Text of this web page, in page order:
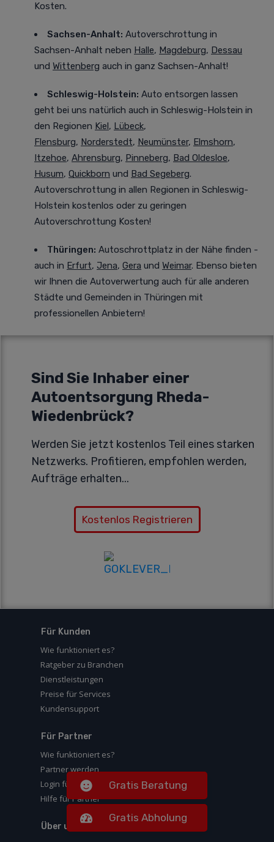
Kosten.
Sachsen-Anhalt: Autoverschrottung in
Sachsen-Anhalt neben Halle, Magdeburg, Dessau
und Wittenberg auch in ganz Sachsen-Anhalt!
Schleswig-Holstein: Auto entsorgen lassen
geht bei uns natürlich auch in Schleswig-Holstein in
den Regionen Kiel, Lübeck,
Flensburg, Norderstedt, Neumünster, Elmshorn,
Itzehoe, Ahrensburg, Pinneberg, Bad Oldesloe,
Husum, Quickborn und Bad Segeberg.
Autoverschrottung in allen Regionen in Schleswig-
Holstein kostenlos oder zu geringen
Autoverschrottung Kosten!
Thüringen: Autoschrottplatz in der Nähe finden -
auch in Erfurt, Jena, Gera und Weimar. Ebenso bieten
wir Ihnen die Autoverwertung auch für alle anderen
Städte und Gemeinden in Thüringen mit
professionellen Anbietern!
Sind Sie Inhaber einer
Autoentsorgung Rheda-
Wiedenbrück?
Werden Sie jetzt kostenlos Teil eines starken
Netzwerks. Profitieren, empfohlen werden,
Aufträge erhalten...
Kostenlos Registrieren
Für Kunden
Wie funktioniert es?
Ratgeber zu Branchen
Dienstleistungen
Preise für Services
Kundensupport
Für Partner
Wie funktioniert es?
Partner werden
Login für Partner
Hilfe für Partner
Über uns
Gratis Beratung
Gratis Abholung